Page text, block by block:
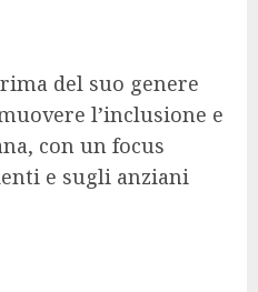
del suo genere
l’inclusione e
con un focus
e sugli anziani